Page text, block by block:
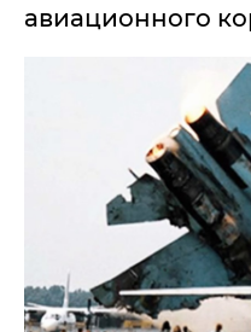
авиационного